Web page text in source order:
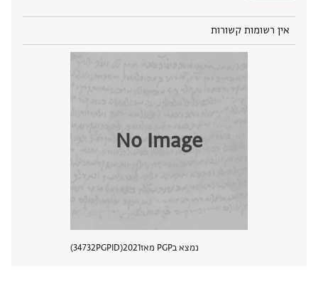
אין רשומות קשורות
No Image
נמצא בPGP מאז 2021
PGPID
34732